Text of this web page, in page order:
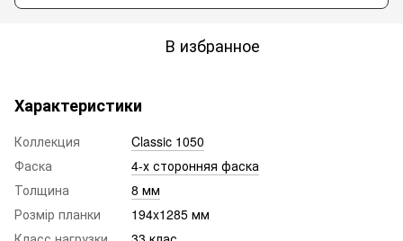
В избранное
Характеристики
Коллекция
Classic 1050
Фаска
4-х сторонняя фаска
Толщина
8 мм
Розмір планки
194x1285 мм